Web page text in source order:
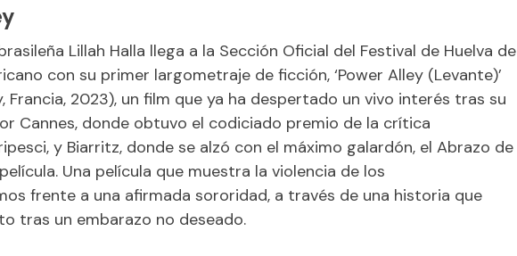
Lillah Halla llega a la Sección Oficial del Festival de Huelva de
con su primer largometraje de ficción, ‘Power Alley (Levante)’
Francia, 2023), un film que ya ha despertado un vivo interés tras su
Cannes, donde obtuvo el codiciado premio de la crítica
y Biarritz, donde se alzó con el máximo galardón, el Abrazo de
Una película que muestra la violencia de los
frente a una afirmada sororidad, a través de una historia que
tras un embarazo no deseado.